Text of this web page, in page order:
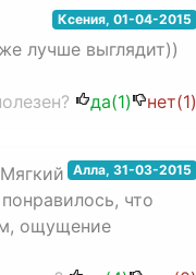
Ксения,01-04-2015
лучше выглядит))
да(1) нет(1)
Алла,31-03-2015
что
ощущение